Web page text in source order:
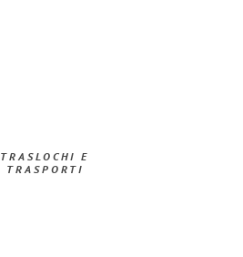
TRASLOCHI E
TRASPORTI​